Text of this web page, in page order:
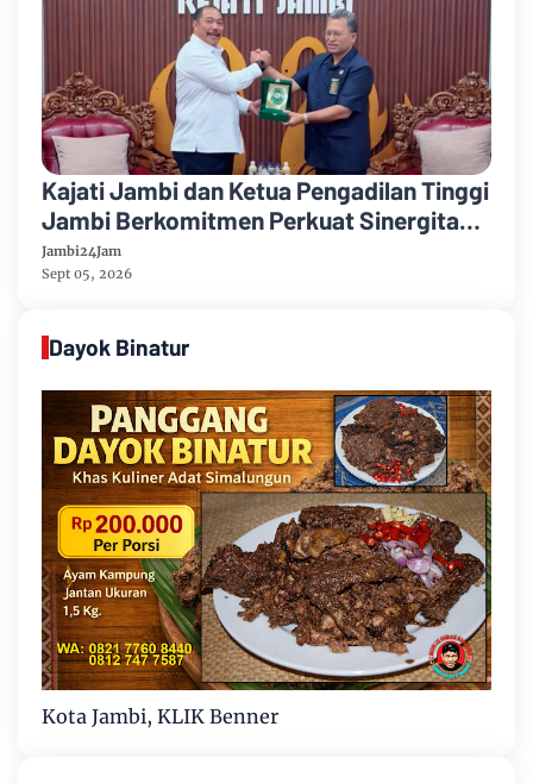
Kajati Jambi dan Ketua Pengadilan Tinggi
Jambi Berkomitmen Perkuat Sinergitas
Penegakan Hukum
Jambi24Jam
Sept 05, 2026
Dayok Binatur
Kota Jambi, KLIK Benner